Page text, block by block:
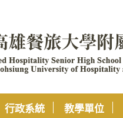
行政系統 教學單位